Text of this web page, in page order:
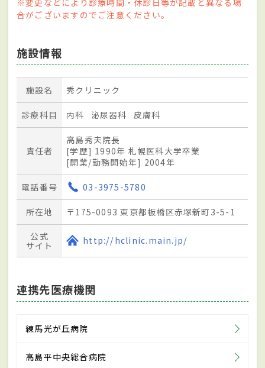
※変更などにより診療時間・休診日等が記載と異なる場
合がございますのでご注意ください。
施設情報
施設名 秀クリニック
診療科目 内科 泌尿器科 皮膚科
責任者
高島秀夫院長
[学歴] 1990年 札幌医科大学卒業
[開業/勤務開始年] 2004年
電話番号 03-3975-5780
所在地 〒175-0093 東京都板橋区赤塚新町3-5-1
公式
サイト
http://hclinic.main.jp/
連携先医療機関
練馬光が丘病院
高島平中央総合病院